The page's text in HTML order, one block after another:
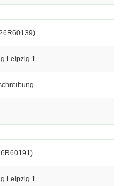
Leipzig 1
Leipzig 1